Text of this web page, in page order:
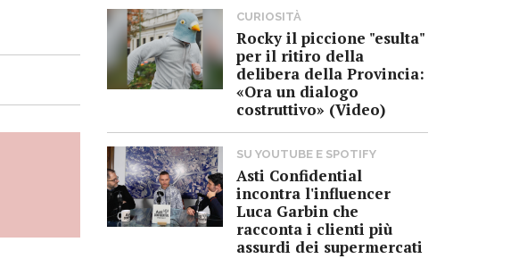
CURIOSITÀ
Rocky il piccione "esulta"
per il ritiro della
delibera della Provincia:
«Ora un dialogo
costruttivo» (Video)
SU YOUTUBE E SPOTIFY
Asti Confidential
incontra l'influencer
Luca Garbin che
racconta i clienti più
assurdi dei supermercati